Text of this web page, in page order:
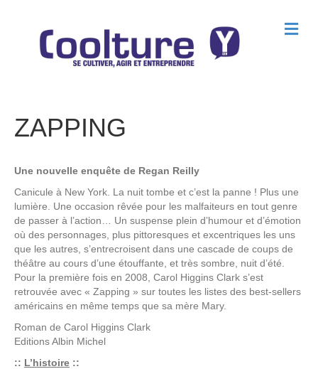
M
e
ZAPPING
Une nouvelle enquête de Regan Reilly
Canicule à New York. La nuit tombe et c’est la panne ! Plus une
lumière. Une occasion rêvée pour les malfaiteurs en tout genre
de passer à l’action… Un suspense plein d’humour et d’émotion
où des personnages, plus pittoresques et excentriques les uns
que les autres, s’entrecroisent dans une cascade de coups de
théâtre au cours d’une étouffante, et très sombre, nuit d’été.
Pour la première fois en 2008, Carol Higgins Clark s’est
retrouvée avec « Zapping » sur toutes les listes des best-sellers
américains en même temps que sa mère Mary.
Roman de Carol Higgins Clark
EditionsAlbin Michel
:: L’histoire ::